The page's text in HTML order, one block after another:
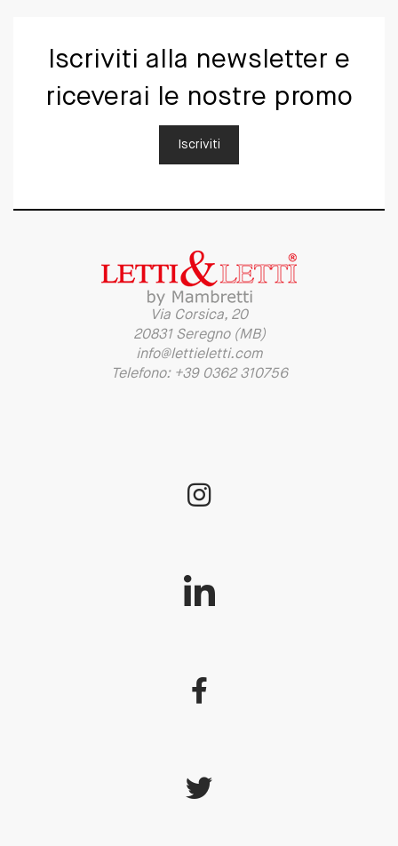
Iscriviti alla newsletter e
riceverai le nostre promo
Iscriviti
Via Corsica, 20
20831 Seregno (MB)
info@lettieletti.com
Telefono: +39 0362 310756